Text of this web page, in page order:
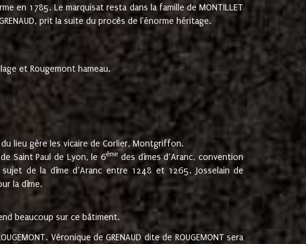
en 1785. Le marquisat resta dans la famille de MONTILLET
prit la suite du procès de l'énorme héritage.
et Rougemont hameau.
lieu gère les vicaire de Corlier, Montgriffon.
Saint Paul de Lyon, le 6ème des dîmes d’Aranc, convention
de la dîme d’Aranc entre 1248 et 1265. Josselain de
la dîme.
beaucoup sur ce bâtiment.
Véronique de GRENAUD dite de ROUGEMONT sera